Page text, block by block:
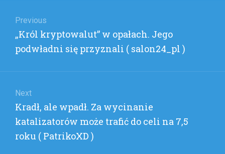
wpisu
Previous
Previous
post:
„Król kryptowalut” w opałach. Jego
podwładni się przyznali ( salon24_pl )
Next
Next
post:
Kradł, ale wpadł. Za wycinanie
katalizatorów może trafić do celi na 7,5
roku ( PatrikoXD )